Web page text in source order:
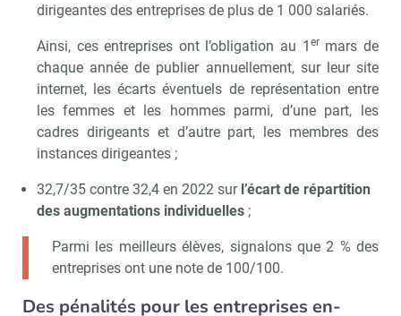
dirigeantes des entreprises de plus de 1 000 salariés.
Ainsi, ces entreprises ont l’obligation au 1 ermars de
chaque année de publier annuellement, sur leur site
internet, les écarts éventuels de représentation entre
les femmes et les hommes parmi, d’une part, les
cadres dirigeants et d’autre part, les membres des
instances dirigeantes ;
32,7/35 contre 32,4 en 2022 sur l’écart de répartition
des augmentations individuelles;
Parmi les meilleurs élèves, signalons que 2 % des
entreprises ont une note de 100/100.
Des pénalités pour les entreprises en-